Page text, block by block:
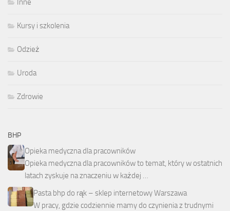
Inne
Kursy i szkolenia
Odzież
Uroda
Zdrowie
BHP
Opieka medyczna dla pracowników
Opieka medyczna dla pracowników to temat, który w ostatnich
latach zyskuje na znaczeniu w każdej …
Pasta bhp do rąk – sklep internetowy Warszawa
W pracy, gdzie codziennie mamy do czynienia z trudnymi